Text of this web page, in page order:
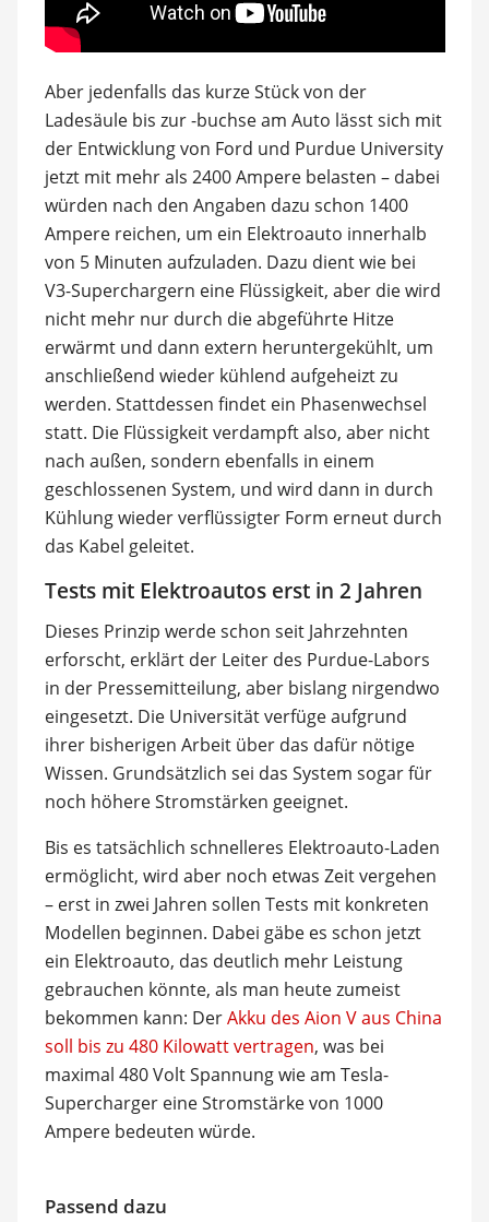
Aber jedenfalls das kurze Stück von der
Ladesäule bis zur -buchse am Auto lässt sich mit
der Entwicklung von Ford und Purdue University
jetzt mit mehr als 2400 Ampere belasten – dabei
würden nach den Angaben dazu schon 1400
Ampere reichen, um ein Elektroauto innerhalb
von 5 Minuten aufzuladen. Dazu dient wie bei
V3-Superchargern eine Flüssigkeit, aber die wird
nicht mehr nur durch die abgeführte Hitze
erwärmt und dann extern heruntergekühlt, um
anschließend wieder kühlend aufgeheizt zu
werden. Stattdessen findet ein Phasenwechsel
statt. Die Flüssigkeit verdampft also, aber nicht
nach außen, sondern ebenfalls in einem
geschlossenen System, und wird dann in durch
Kühlung wieder verflüssigter Form erneut durch
das Kabel geleitet.
Tests mit Elektroautos erst in 2 Jahren
Dieses Prinzip werde schon seit Jahrzehnten
erforscht, erklärt der Leiter des Purdue-Labors
in der Pressemitteilung, aber bislang nirgendwo
eingesetzt. Die Universität verfüge aufgrund
ihrer bisherigen Arbeit über das dafür nötige
Wissen. Grundsätzlich sei das System sogar für
noch höhere Stromstärken geeignet.
Bis es tatsächlich schnelleres Elektroauto-Laden
ermöglicht, wird aber noch etwas Zeit vergehen
– erst in zwei Jahren sollen Tests mit konkreten
Modellen beginnen. Dabei gäbe es schon jetzt
ein Elektroauto, das deutlich mehr Leistung
gebrauchen könnte, als man heute zumeist
bekommen kann: DerAkku des Aion V aus China
soll bis zu 480 Kilowatt vertragen, was bei
maximal 480 Volt Spannung wie am Tesla-
Supercharger eine Stromstärke von 1000
Ampere bedeuten würde.
Passend dazu